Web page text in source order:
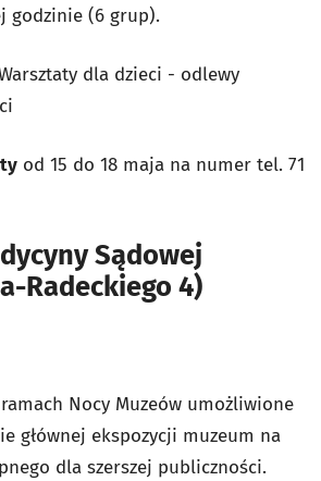
godzinie (6 grup).
dla dzieci - odlewy
od 15 do 18 maja na numer tel. 71
Sądowej
Radeckiego 4)
Nocy Muzeów umożliwione
głównej ekspozycji muzeum na
dla szerszej publiczności.